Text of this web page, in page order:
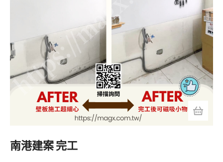
南港建案 完工